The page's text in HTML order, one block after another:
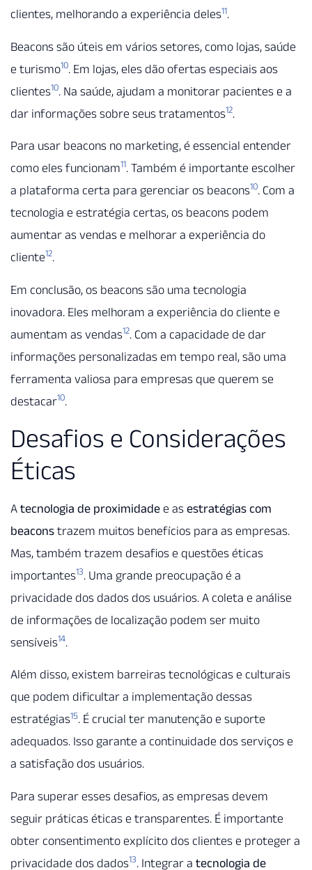
clientes, melhorando a experiência deles11.
Beacons são úteis em vários setores, como lojas, saúde
e turismo10. Em lojas, eles dão ofertas especiais aos
clientes10. Na saúde, ajudam a monitorar pacientes e a
dar informações sobre seus tratamentos12.
Para usar beacons no marketing, é essencial entender
como eles funcionam11. Também é importante escolher
a plataforma certa para gerenciar os beacons10. Com a
tecnologia e estratégia certas, os beacons podem
aumentar as vendas e melhorar a experiência do
cliente12.
Em conclusão, os beacons são uma tecnologia
inovadora. Eles melhoram a experiência do cliente e
aumentam as vendas12. Com a capacidade de dar
informações personalizadas em tempo real, são uma
ferramenta valiosa para empresas que querem se
destacar10.
Desafios e Considerações
Éticas
A tecnologia de proximidade e as estratégias com
beacons trazem muitos benefícios para as empresas.
Mas, também trazem desafios e questões éticas
importantes13. Uma grande preocupação é a
privacidade dos dados dos usuários. A coleta e análise
de informações de localização podem ser muito
sensíveis14.
Além disso, existem barreiras tecnológicas e culturais
que podem dificultar a implementação dessas
estratégias15. É crucial ter manutenção e suporte
adequados. Isso garante a continuidade dos serviços e
a satisfação dos usuários.
Para superar esses desafios, as empresas devem
seguir práticas éticas e transparentes. É importante
obter consentimento explícito dos clientes e proteger a
privacidade dos dados13. Integrar a tecnologia de